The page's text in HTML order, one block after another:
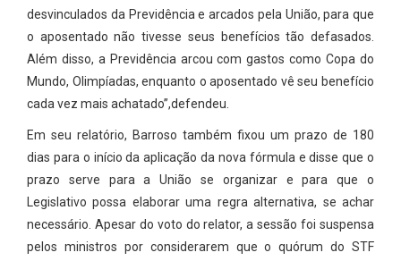
desvinculados da Previdência e arcados pela União, para que
o aposentado não tivesse seus benefícios tão defasados.
Além disso, a Previdência arcou com gastos como Copa do
Mundo, Olimpíadas, enquanto o aposentado vê seu benefício
cada vez mais achatado”,defendeu.
Em seu relatório, Barroso também fixou um prazo de 180
dias para o início da aplicação da nova fórmula e disse que o
prazo serve para a União se organizar e para que o
Legislativo possa elaborar uma regra alternativa, se achar
necessário. Apesar do voto do relator, a sessão foi suspensa
pelos ministros por considerarem que o quórum do STF